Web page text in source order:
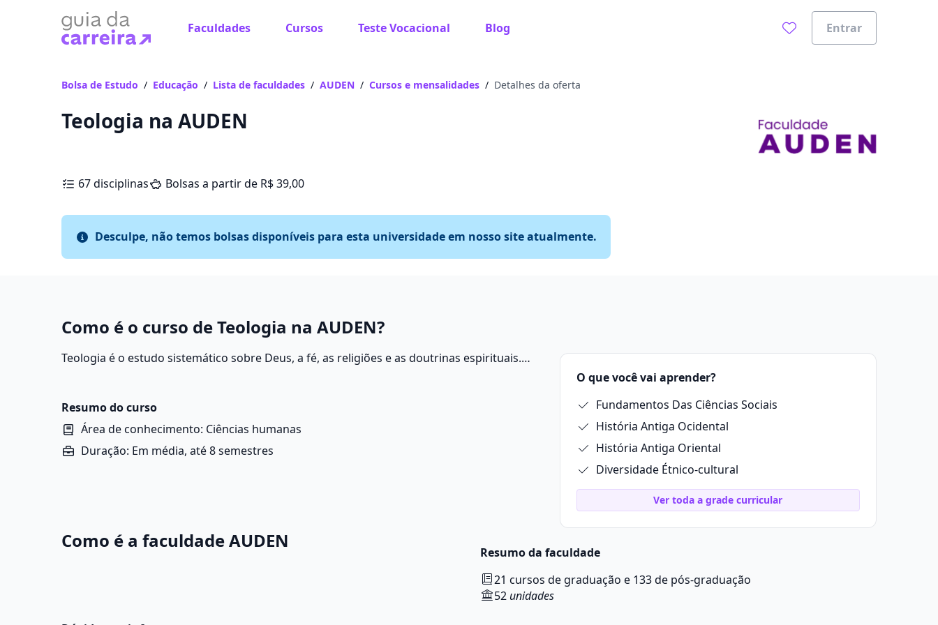
Faculdades Cursos Teste Vocacional Blog Entrar
Bolsa de Estudo / Educação / Lista de faculdades / AUDEN / Cursos e mensalidades / Detalhes da oferta
Teologia na AUDEN
67 disciplinas Bolsas a partir de R$ 39,00
Desculpe, não temos bolsas disponíveis para esta universidade em nosso site atualmente.
Como é o curso de Teologia na AUDEN?
Teologia é o estudo sistemático sobre Deus, a fé, as religiões e as doutrinas espirituais.
Resumo do curso
Área de conhecimento: Ciências humanas
Duração: Em média, até 8 semestres
O que você vai aprender?
Fundamentos Das Ciências Sociais
História Antiga Ocidental
História Antiga Oriental
Diversidade Étnico-cultural
Ver toda a grade curricular
Como é a faculdade AUDEN
Resumo da faculdade
21 cursos de graduação e 133 de pós-graduação
52unidades